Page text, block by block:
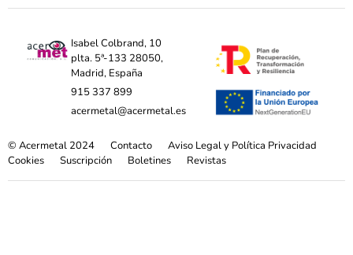
Isabel Colbrand, 10
plta. 5ª-133 28050,
Madrid, España
915 337 899
acermetal@acermetal.es
© Acermetal 2024 Contacto
Aviso Legal y Política Privacidad
Cookies
Suscripción Boletines Revistas